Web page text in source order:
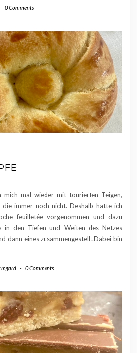
- 0 Comments
mich mal wieder mit tourierten Teigen,
die immer noch nicht. Deshalb hatte ich
feuilletée vorgenommen und dazu
in den Tiefen und Weiten des Netzes
dann eines zusammengestellt.Dabei bin
- 0 Comments